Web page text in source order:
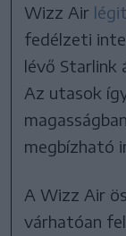
Wizz Air
fedélzeti
lévő
Az utasok
megbízható
A Wizz Air
várhatóan